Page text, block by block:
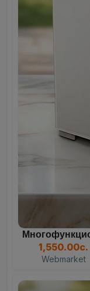
Days
11
HoursMins Sec
1,550.00с.
Webmarket